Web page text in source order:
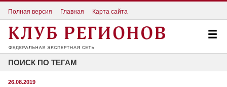
Полная версия Главная Карта сайта
ПОИСК ПО ТЕГАМ
26.08.2019